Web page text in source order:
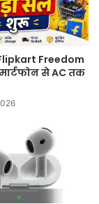
Freedom
से AC तक